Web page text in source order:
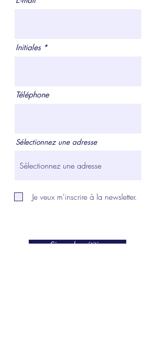
Initiales
Téléphone
Sélectionnez une adresse
Je veux m'inscrire à la newsletter.
Signer la pétition